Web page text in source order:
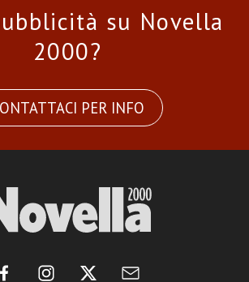
su Novella
2000?
PER INFO